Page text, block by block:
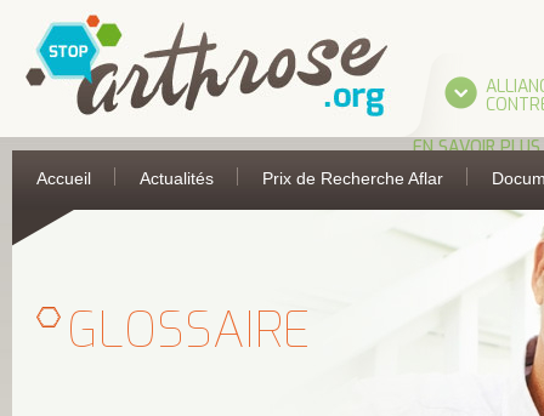
EN SAVOIR PLUS
L’ALLIANCE
UNE INITIATIVE
LES PARTIES
PRENANTES DE
L’ALLIANCE
FRANÇAISE DE
ANTI-
ASSOCIATION
FRANÇAISE
COLLÈGE
Accueil Actualités Prix de Recherche Aflar
GLOSSAIRE